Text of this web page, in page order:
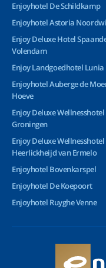
Enjoyhotel De Schildkamp
Enjoyhotel Astoria
Enjoy Deluxe Hotel
Volendam
Enjoy Landgoedhotel Lunia
Enjoyhotel Auberge de
Hoeve
Enjoy Deluxe Wellnesshotel
Groningen
Enjoy Deluxe Wellnesshotel
Heerlickheijd van Ermelo
Enjoyhotel Bovenkarspel
Enjoyhotel De Koepoort
Enjoyhotel Ruyghe Venne